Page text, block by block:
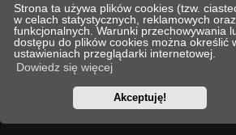
Strona ta używa plików cookies (tzw.
w celach statystycznych, reklamowych oraz
funkcjonalnych. Warunki przechowywania
dostępu do plików cookies można określić
ustawieniach przeglądarki internetowej.
Dowiedz się więcej
Akceptuję!